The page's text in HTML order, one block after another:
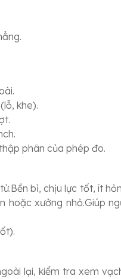
khe).
phân của phép đo.
bỉ, chịu lực tốt, ít
hoặc xưởng nhỏ.Giúp
lại, kiểm tra xem